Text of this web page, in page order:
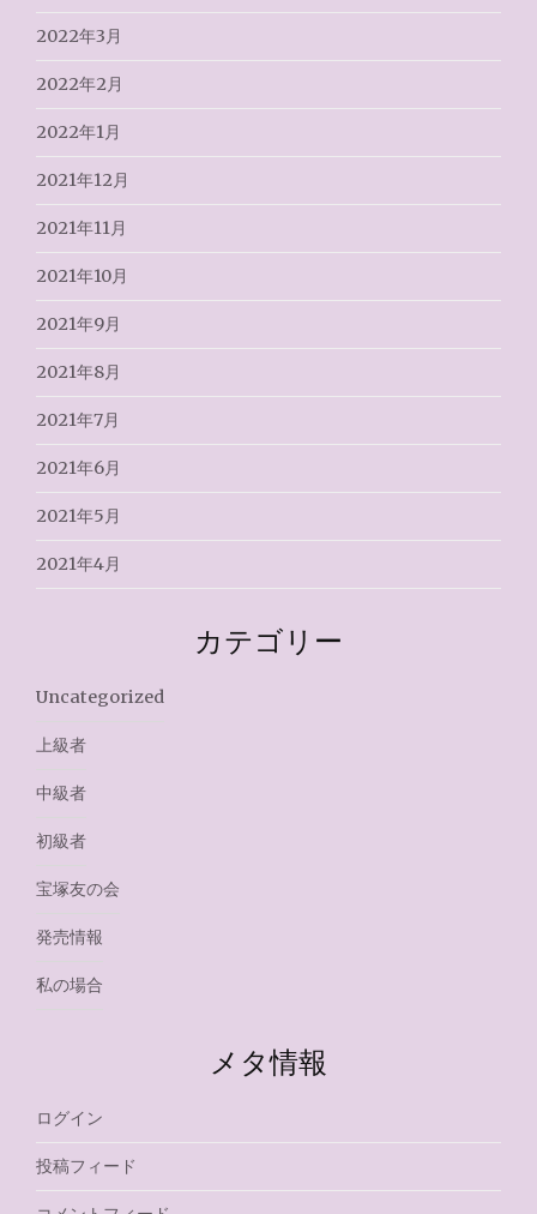
2022年3月
2022年2月
2022年1月
2021年12月
2021年11月
2021年10月
2021年9月
2021年8月
2021年7月
2021年6月
2021年5月
2021年4月
カテゴリー
Uncategorized
上級者
中級者
初級者
宝塚友の会
発売情報
私の場合
メタ情報
ログイン
投稿フィード